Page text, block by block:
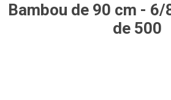
Bambou de 90 cm - 6/
de 500